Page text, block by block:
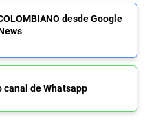
desde Google
canal de Whatsapp